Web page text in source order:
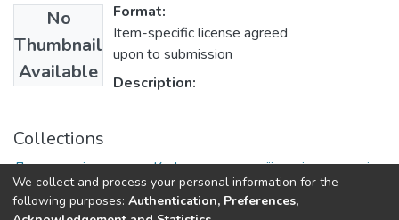
No
Thumbnail
Available
Format:
Item-specific license agreed
upon to submission
Description:
Collections
Друковані видання. Кафедра селекції, насінництва і
генетики
We collect and process your personal information for the
following purposes: Authentication, Preferences,